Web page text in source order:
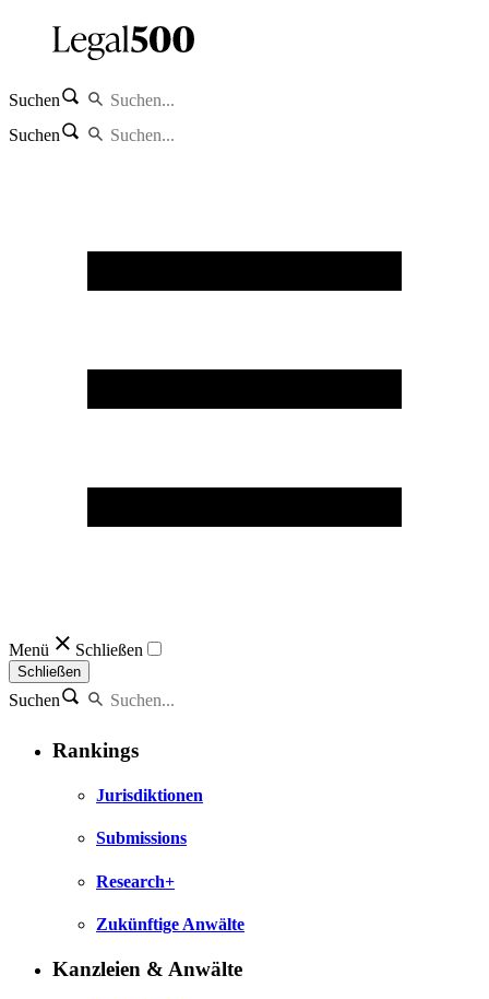
Suchen
Suchen
Menü Schließen
Schließen
Suchen
Rankings
Jurisdiktionen
Submissions
Research+
Zukünftige Anwälte
Kanzleien & Anwälte